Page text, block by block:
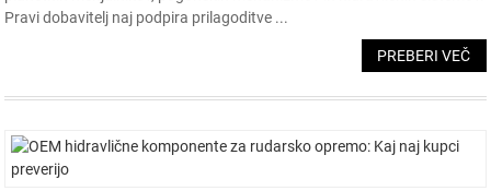
Pravi dobavitelj naj podpira prilagoditve ...
PREBERI VEČ